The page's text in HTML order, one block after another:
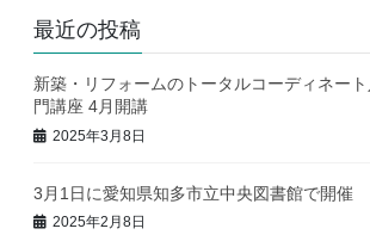
最近の投稿
新築・リフォームのトータルコーディネート
門講座 4月開講
2025年3月8日
3月1日に愛知県知多市立中央図書館で開催
2025年2月8日